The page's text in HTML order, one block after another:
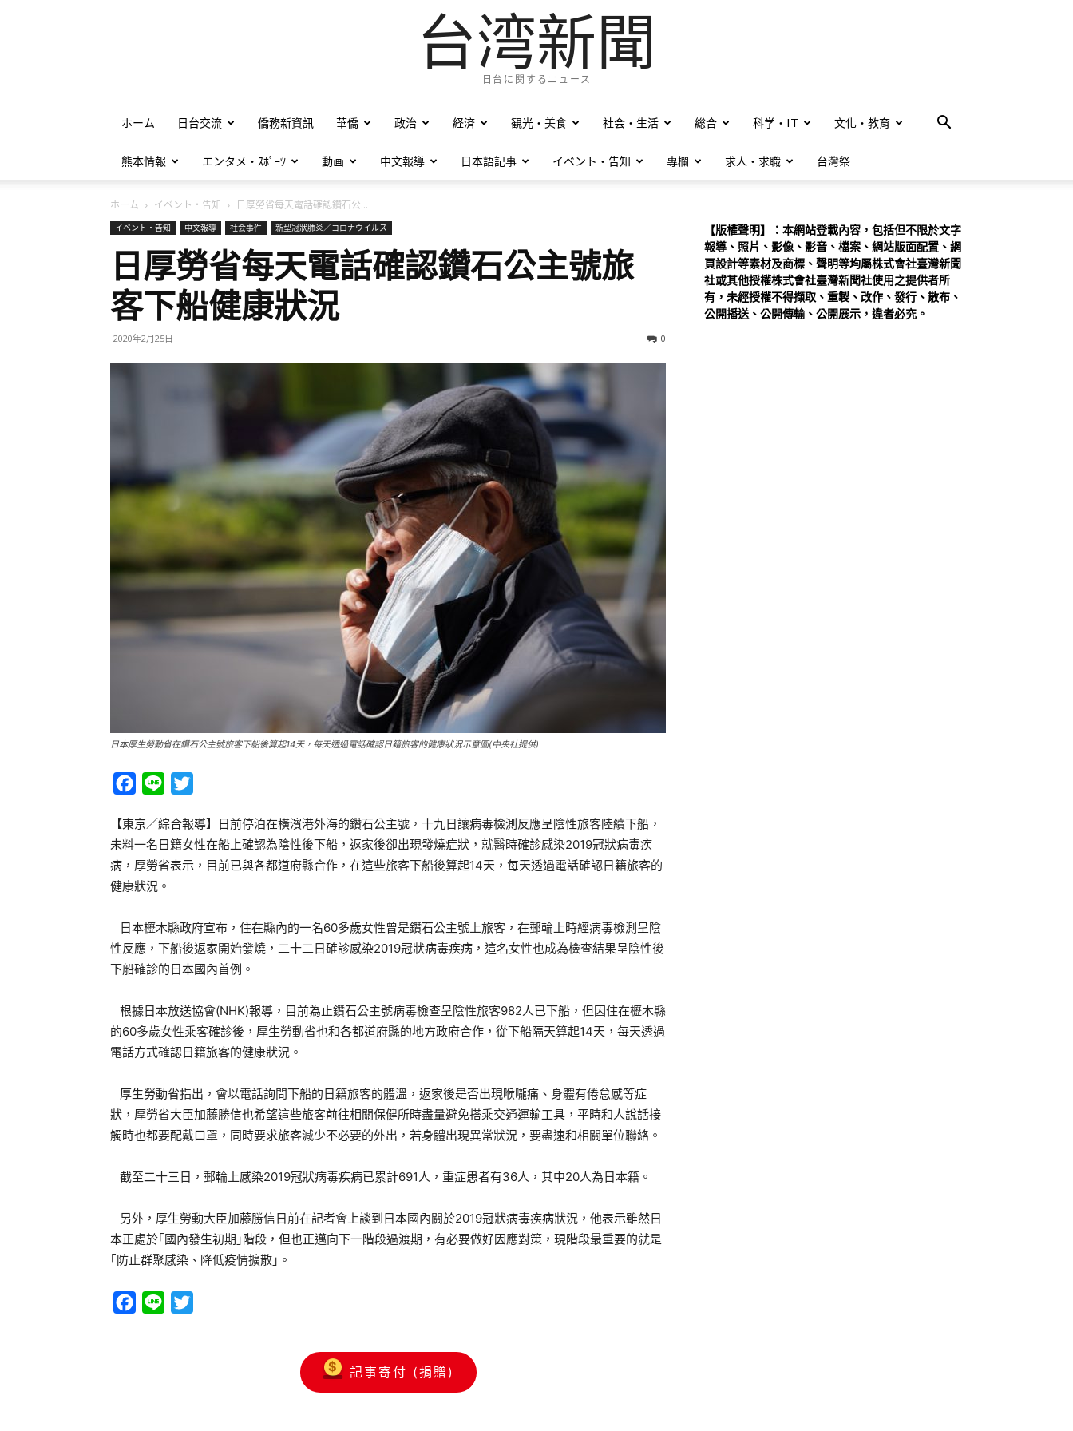
台湾新聞
日台に関するニュース
ホーム 日台交流 僑務新資訊 華僑 政治 経済 観光・美食 社会・生活 総合 科学・IT 文化・教育
熊本情報 エンタメ・ｽﾎﾟｰﾂ 動画 中文報導 日本語記事 イベント・告知 專欄 求人・求職 台灣祭
ホーム イベント・告知 日厚勞省每天電話確認鑽石公...
イベント・告知 中文報導 社会事件 新型冠狀肺炎／コロナウイルス
日厚勞省每天電話確認鑽石公主號旅
客下船健康狀況
2020年2月25日 0
日本厚生勞動省在鑽石公主號旅客下船後算起14天，每天透過電話確認日籍旅客的健康狀況示意圖(中央社提供)
Facebook
Line
【東京／綜合報導】日前停泊在橫濱港外海的鑽石公主號，十九日讓病毒檢測反應呈陰性旅客陸續下船，
未料一名日籍女性在船上確認為陰性後下船，返家後卻出現發燒症狀，就醫時確診感染2019冠狀病毒疾
病，厚勞省表示，目前已與各都道府縣合作，在這些旅客下船後算起14天，每天透過電話確認日籍旅客的
健康狀況。
日本櫪木縣政府宣布，住在縣內的一名60多歲女性曾是鑽石公主號上旅客，在郵輪上時經病毒檢測呈陰
性反應，下船後返家開始發燒，二十二日確診感染2019冠狀病毒疾病，這名女性也成為檢查結果呈陰性後
下船確診的日本國內首例。
根據日本放送協會(NHK)報導，目前為止鑽石公主號病毒檢查呈陰性旅客982人已下船，但因住在櫪木縣
的60多歲女性乘客確診後，厚生勞動省也和各都道府縣的地方政府合作，從下船隔天算起14天，每天透過
電話方式確認日籍旅客的健康狀況。
厚生勞動省指出，會以電話詢問下船的日籍旅客的體溫，返家後是否出現喉嚨痛、身體有倦怠感等症
狀，厚勞省大臣加藤勝信也希望這些旅客前往相關保健所時盡量避免搭乘交通運輸工具，平時和人說話接
觸時也都要配戴口罩，同時要求旅客減少不必要的外出，若身體出現異常狀況，要盡速和相關單位聯絡。
截至二十三日，郵輪上感染2019冠狀病毒疾病已累計691人，重症患者有36人，其中20人為日本籍。
另外，厚生勞動大臣加藤勝信日前在記者會上談到日本國內關於2019冠狀病毒疾病狀況，他表示雖然日
本正處於｢國內發生初期｣階段，但也正邁向下一階段過渡期，有必要做好因應對策，現階段最重要的就是
｢防止群聚感染、降低疫情擴散｣。
Facebook
Line
記事寄付 (捐贈)
【版權聲明】：本網站登載內容，包括但不限於文字
報導、照片、影像、影音、檔案、網站版面配置、網
頁設計等素材及商標、聲明等均屬株式會社臺灣新聞
社或其他授權株式會社臺灣新聞社使用之提供者所
有，未經授權不得擷取、重製、改作、發行、散布、
公開播送、公開傳輸、公開展示，違者必究。